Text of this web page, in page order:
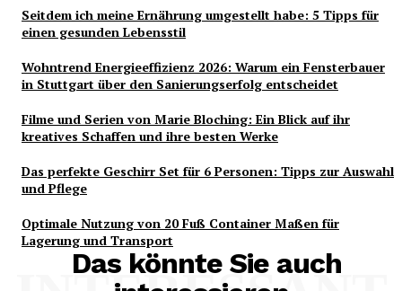
Seitdem ich meine Ernährung umgestellt habe: 5 Tipps für
einen gesunden Lebensstil
Wohntrend Energieeffizienz 2026: Warum ein Fensterbauer
in Stuttgart über den Sanierungserfolg entscheidet
Filme und Serien von Marie Bloching: Ein Blick auf ihr
kreatives Schaffen und ihre besten Werke
Das perfekte Geschirr Set für 6 Personen: Tipps zur Auswahl
und Pflege
Optimale Nutzung von 20 Fuß Container Maßen für
Lagerung und Transport
Das könnte Sie auch